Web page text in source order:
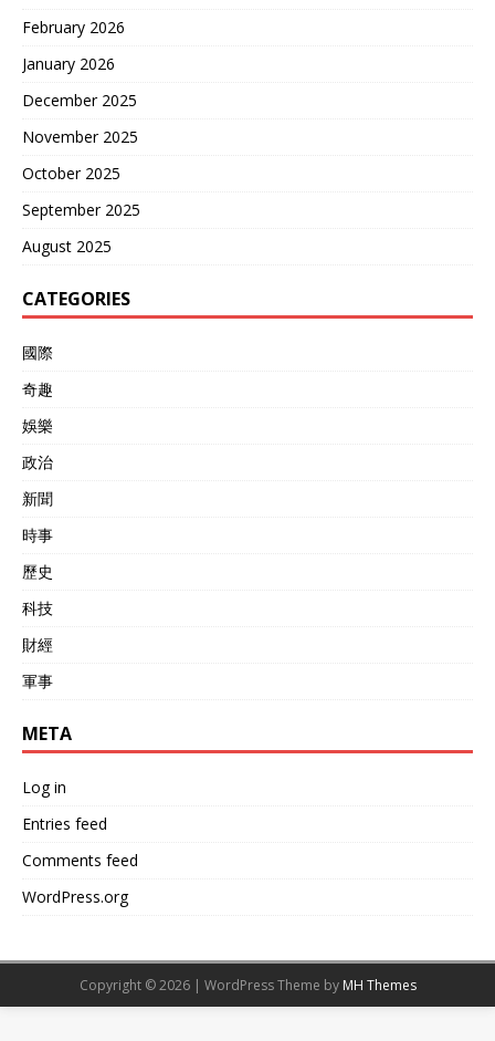
用的柴油机，就都是在乌克
克兰对中国帮助最大的，莫
过于让中国拥有了自己的航
空母舰。 当时，乌克兰分配
到的苏联遗产中，包括还未
母舰。…
February 2026
January 2026
December 2025
November 2025
October 2025
September 2025
August 2025
CATEGORIES
國際
奇趣
娛樂
政治
新聞
時事
歷史
科技
財經
軍事
META
Log in
Entries feed
Comments feed
WordPress.org
Copyright © 2026 | WordPress Theme by MH Themes